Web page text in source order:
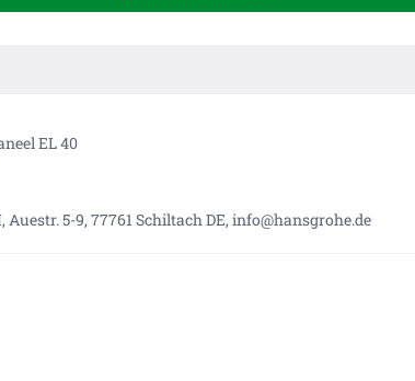
EL 40
5-9, 77761 Schiltach DE, info@hansgrohe.de